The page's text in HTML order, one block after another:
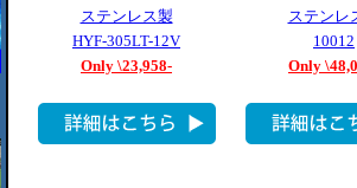
ステンレス製
HYF-305LT-12V
Only \23,958-
ステンレ
10012
Only